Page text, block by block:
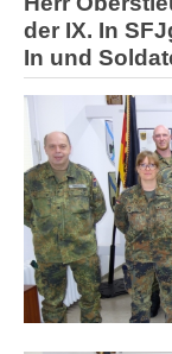
der IX. In
In und